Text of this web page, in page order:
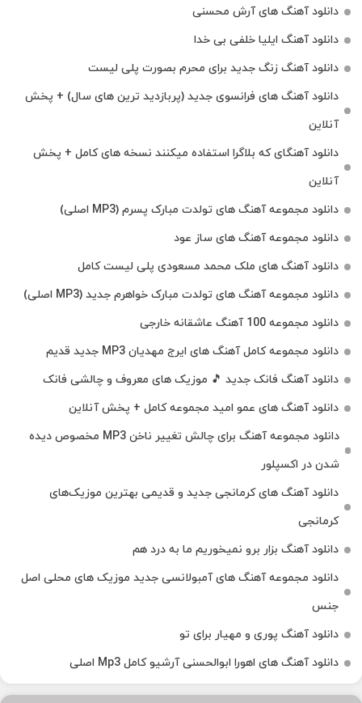
دانلود آهنگ های آرش محسنی
دانلود آهنگ ایلیا خلفی بی خدا
دانلود آهنگ زنگ جدید برای محرم بصورت پلی لیست
دانلود آهنگ های فرانسوی جدید (پربازدید ترین های سال) + پخش
آنلاین
دانلود آهنگای که بلاگرا استفاده میکنند نسخه های کامل + پخش
آنلاین
دانلود مجموعه آهنگ های تولدت مبارک پسرم (MP3 اصلی)
دانلود مجموعه آهنگ های ساز عود
دانلود آهنگ های ملک‌ محمد مسعودی پلی لیست کامل
دانلود مجموعه آهنگ های تولدت مبارک خواهرم جدید (MP3 اصلی)
دانلود مجموعه 100 آهنگ عاشقانه خارجی
دانلود مجموعه کامل آهنگ های ایرج مهدیان MP3 جدید قدیم
دانلود آهنگ فانک جدید 🎵 موزیک‌ های معروف و چالشی فانک
دانلود آهنگ های عمو امید مجموعه کامل + پخش آنلاین
دانلود مجموعه آهنگ برای چالش تغییر ناخن MP3 مخصوص دیده
شدن در اکسپلور
دانلود آهنگ‌ های کرمانجی جدید و قدیمی بهترین موزیک‌های
کرمانجی
دانلود آهنگ بزار برو نمیخوریم ما به درد هم
دانلود مجموعه آهنگ های آمبولانسی جدید موزیک های محلی اصل
جنس
دانلود آهنگ پوری و مهیار برای تو
دانلود آهنگ های اهورا ابوالحسنی آرشیو کامل Mp3 اصلی